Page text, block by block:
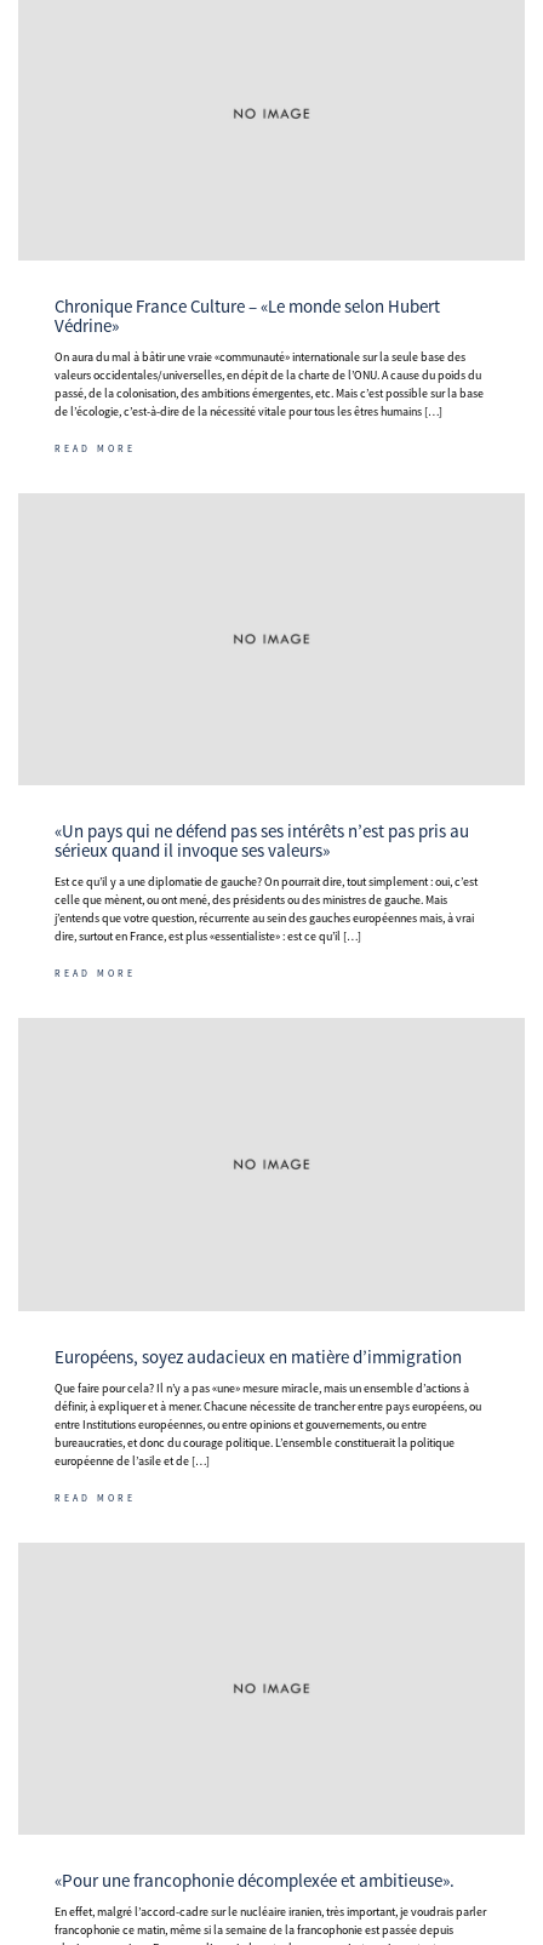
Chronique France Culture – «Le monde selon Hubert
Védrine»
On aura du mal à bâtir une vraie «communauté» internationale sur la seule base des
valeurs occidentales/universelles, en dépit de la charte de l’ONU. A cause du poids du
passé, de la colonisation, des ambitions émergentes, etc. Mais c’est possible sur la base
de l’écologie, c’est-à-dire de la nécessité vitale pour tous les êtres humains […]
READ MORE
«Un pays qui ne défend pas ses intérêts n’est pas pris au
sérieux quand il invoque ses valeurs»
Est ce qu’il y a une diplomatie de gauche? On pourrait dire, tout simplement : oui, c’est
celle que mènent, ou ont mené, des présidents ou des ministres de gauche. Mais
j’entends que votre question, récurrente au sein des gauches européennes mais, à vrai
dire, surtout en France, est plus «essentialiste» : est ce qu’il […]
READ MORE
Européens, soyez audacieux en matière d’immigration
Que faire pour cela? Il n’y a pas «une» mesure miracle, mais un ensemble d’actions à
définir, à expliquer et à mener. Chacune nécessite de trancher entre pays européens, ou
entre Institutions européennes, ou entre opinions et gouvernements, ou entre
bureaucraties, et donc du courage politique. L’ensemble constituerait la politique
européenne de l’asile et de […]
READ MORE
«Pour une francophonie décomplexée et ambitieuse».
En effet, malgré l’accord-cadre sur le nucléaire iranien, très important, je voudrais parler
francophonie ce matin, même si la semaine de la francophonie est passée depuis